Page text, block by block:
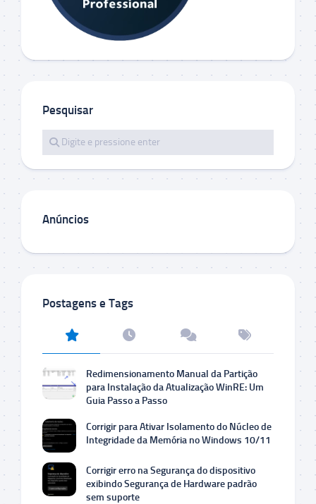
Pesquisar
Anúncios
Postagens e Tags
Redimensionamento Manual da Partição
para Instalação da Atualização WinRE: Um
Guia Passo a Passo
Corrigir para Ativar Isolamento do Núcleo de
Integridade da Memória no Windows 10/11
Corrigir erro na Segurança do dispositivo
exibindo Segurança de Hardware padrão
sem suporte